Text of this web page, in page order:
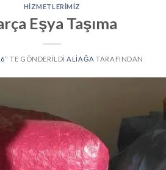
HIZMETLERIMIZ
Eşya Taşıma
’' TE GÖNDERILDI ALIAĞA TARAFINDAN